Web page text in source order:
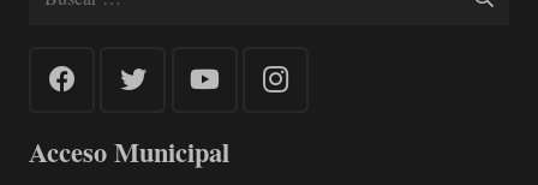
Acceso Municipal